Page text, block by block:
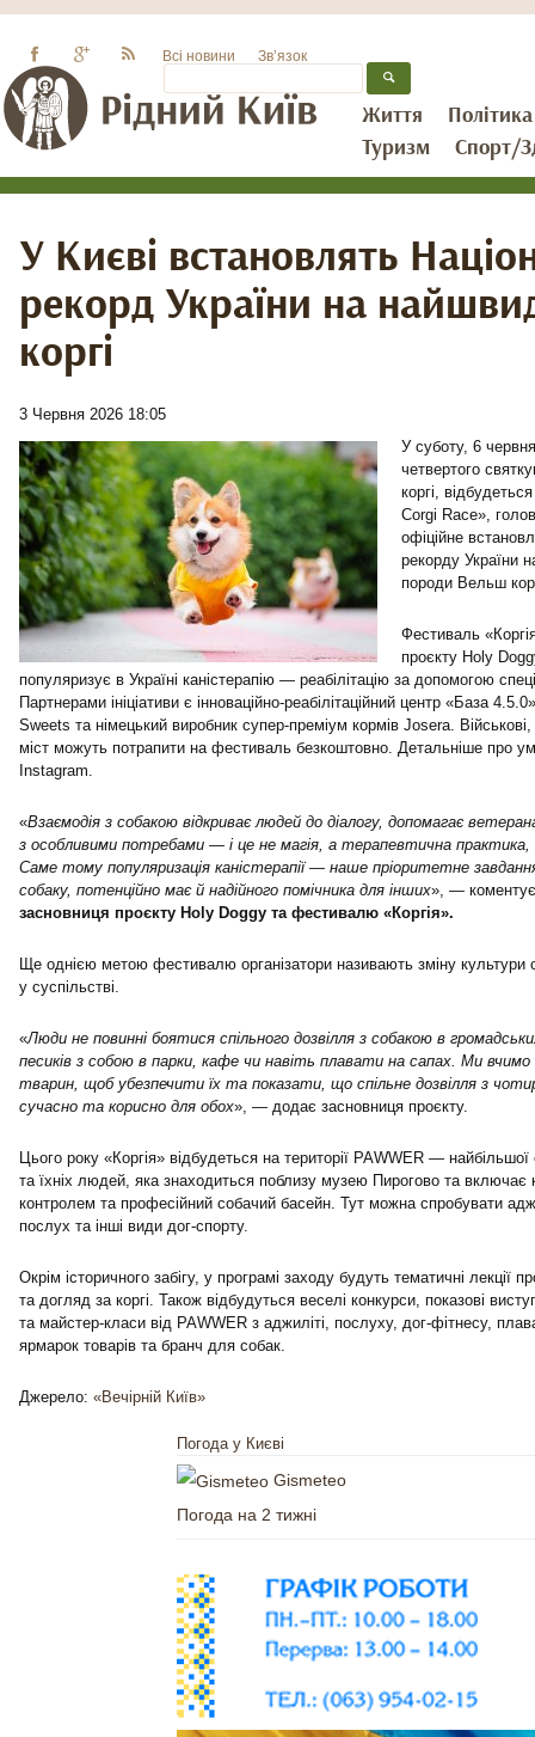
Життя
Політика
Туризм
Спорт/
Всі новини Зв’язок
У Києві встановлять
рекорд України на
коргі
3 Червня 2026 18:05
У суботу, 6
четвертого
коргі,
Corgi Race»,
офіційне
рекорду України
породи Вельш
Фестиваль
проєкту Holy
популяризує в Україні каністерапію — реабілітацію за допомогою
Партнерами ініціативи є інноваційно-реабілітаційний центр «База
Sweets та німецький виробник супер-преміум кормів Josera. Військові,
міст можуть потрапити на фестиваль безкоштовно. Детальніше про
Instagram.
«Взаємодія з собакою відкриває людей до діалогу, допомагає
з особливими потребами — і це не магія, а терапевтична
Саме тому популяризація каністерапії — наше пріоритетне
собаку, потенційно має й надійного помічника для інших», —
засновниця проєкту Holy Doggy та фестивалю «Коргія».
Ще однією метою фестивалю організатори називають зміну культури
у суспільстві.
«Люди не повинні боятися спільного дозвілля з собакою в
песиків з собою в парки, кафе чи навіть плавати на сапах. Ми вчимо
тварин, щоб убезпечити їх та показати, що спільне дозвілля з
сучасно та корисно для обох», — додає засновниця проєкту.
Цього року «Коргія» відбудеться на території PAWWER —
та їхніх людей, яка знаходиться поблизу музею Пирогово та включає
контролем та професійний собачий басейн. Тут можна спробувати
послух та інші види дог-спорту.
Окрім історичного забігу, у програмі заходу будуть тематичні лекції
та догляд за коргі. Також відбудуться веселі конкурси, показові
та майстер-класи від PAWWER з аджиліті, послуху, дог-фітнесу,
ярмарок товарів та бранч для собак.
Джерело: «Вечірній Київ»
Погода у Києві
Gismeteo
Погода на 2 тижні